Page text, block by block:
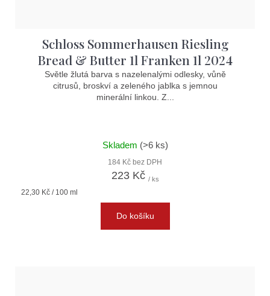
Schloss Sommerhausen Riesling
Bread & Butter 1l Franken 1l 2024
Světle žlutá barva s nazelenalými odlesky, vůně
citrusů, broskví a zeleného jablka s jemnou
minerální linkou. Z...
Skladem (>6 ks)
184 Kč bez DPH
223 Kč / ks
Měrná
22,30 Kč / 100 ml
Do košíku